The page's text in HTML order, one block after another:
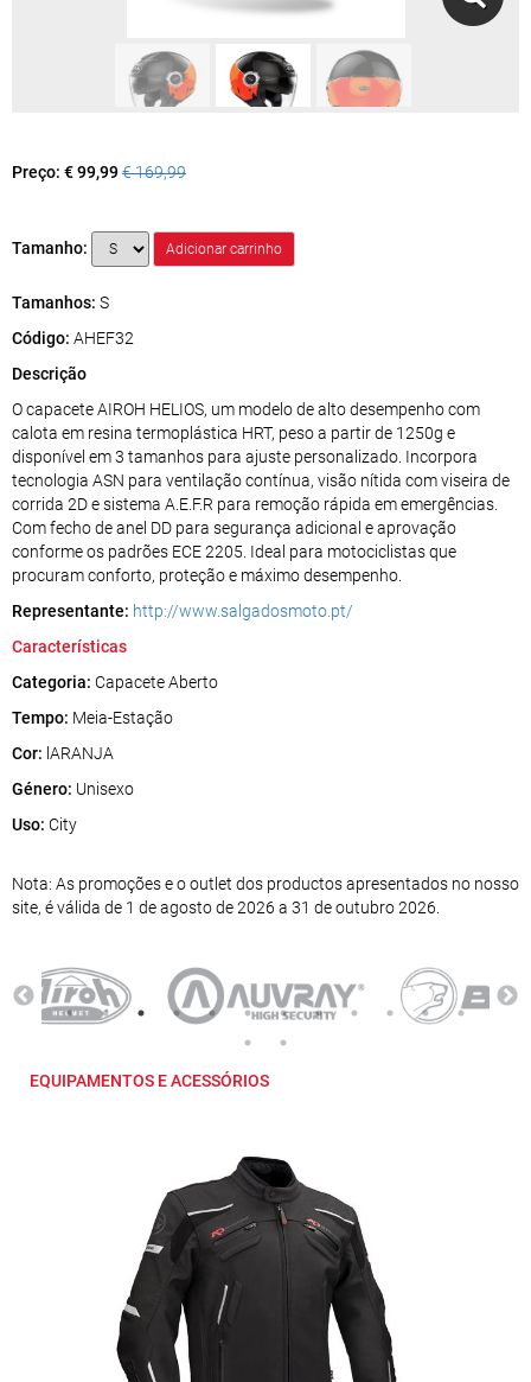
Preço: € 99,99€ 169,99
Tamanho:
Tamanhos: S
Código: AHEF32
Descrição
O capacete AIROH HELIOS, um modelo de alto desempenho com
calota em resina termoplástica HRT, peso a partir de 1250g e
disponível em 3 tamanhos para ajuste personalizado. Incorpora
tecnologia ASN para ventilação contínua, visão nítida com viseira de
corrida 2D e sistema A.E.F.R para remoção rápida em emergências.
Com fecho de anel DD para segurança adicional e aprovação
conforme os padrões ECE 2205. Ideal para motociclistas que
procuram conforto, proteção e máximo desempenho.
Representante: http://www.salgadosmoto.pt/
Características
Categoria: Capacete Aberto
Tempo: Meia-Estação
Cor: lARANJA
Género: Unisexo
Uso: City
Nota: As promoções e o outlet dos productos apresentados no nosso
site, é válida de 1 de agosto de 2026 a 31 de outubro 2026.
EQUIPAMENTOS E ACESSÓRIOS